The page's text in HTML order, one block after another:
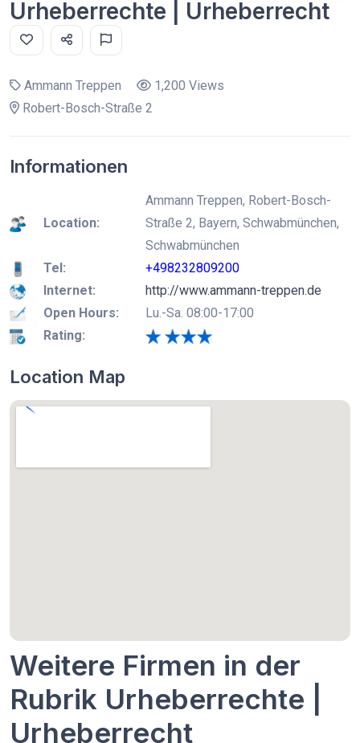
Urheberrechte | Urheberrecht
Ammann Treppen
1,200 Views
Robert-Bosch-Straße 2
Informationen
Location:
Ammann Treppen, Robert-Bosch-
Straße 2, Bayern, Schwabmünchen,
Schwabmünchen
Tel:
+498232809200
Internet:
http://www.ammann-treppen.de
Open Hours:
Lu.-Sa. 08:00-17:00
Rating:
Location Map
Weitere Firmen in der
Rubrik Urheberrechte |
Urheberrecht